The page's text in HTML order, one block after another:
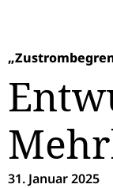
31. Januar 2025